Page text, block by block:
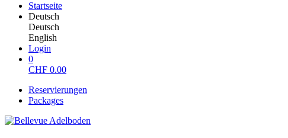
Startseite
Deutsch
Deutsch
English
Login
0
CHF 0.00
Reservierungen
Packages